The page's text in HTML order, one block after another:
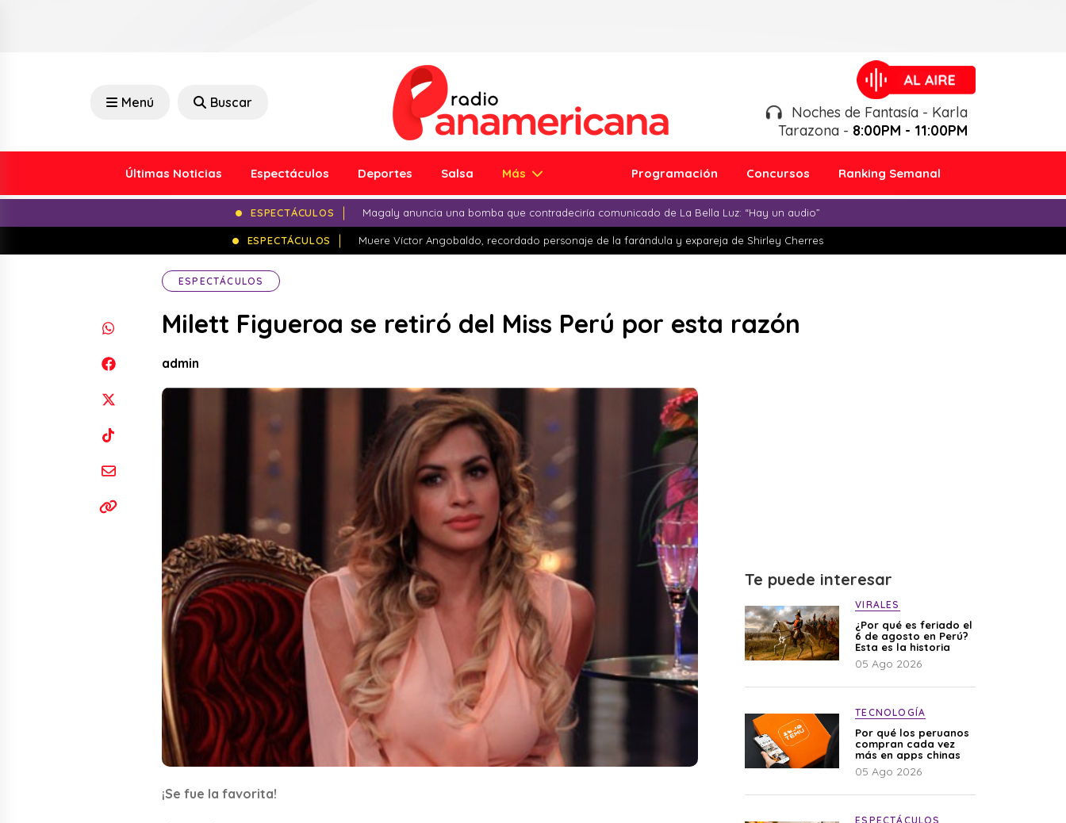
Menú Buscar
Noches de Fantasía - Karla
Tarazona - 8:00PM - 11:00PM
Últimas Noticias Espectáculos Deportes Salsa Más Programación Concursos Ranking Semanal
ESPECTÁCULOS Magaly anuncia una bomba que contradeciría comunicado de La Bella Luz: “Hay un audio”
ESPECTÁCULOS Muere Víctor Angobaldo, recordado personaje de la farándula y expareja de Shirley Cherres
ESPECTÁCULOS
Milett Figueroa se retiró del Miss Perú por esta razón
admin
¡Se fue la favorita!
Te puede interesar
VIRALES
¿Por qué es feriado el
6 de agosto en Perú?
Esta es la historia
05 Ago 2026
TECNOLOGÍA
Por qué los peruanos
compran cada vez
más en apps chinas
05 Ago 2026
ESPECTÁCULOS